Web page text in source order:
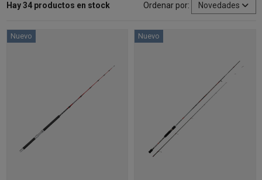
Hay 34 productos en stock Ordenar por: Novedades
Nuevo Nuevo